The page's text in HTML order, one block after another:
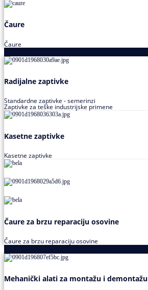
Čaure
Čaure
Radijalne zaptivke
Standardne zaptivke - semerinzi
Zaptivke za teške industrijske primene
Kasetne zaptivke
Kasetne zaptivke
Čaure za brzu reparaciju osovine
Čaure za brzu reparaciju osovine
Mehanički alati za montažu i demontažu